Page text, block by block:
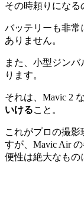
その時頼りになる
バッテリーも非常
ありません。
また、小型ジン
ります。
それは、Mavic 2
いけること。
これがプロの撮
すが、Mavic Air
便性は絶大なもの